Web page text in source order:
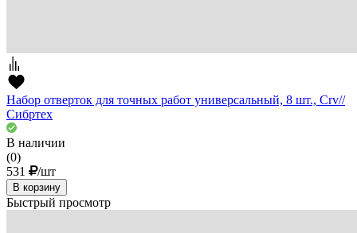
Набор отверток для точных работ универсальный, 8 шт., Crv//
Сибртех
В наличии
(0)
531
/шт
В корзину
Быстрый просмотр